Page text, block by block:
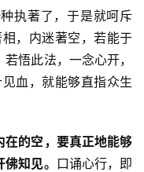
执著了，于是就呵斥
，内迷著空，若能于
悟此法，一念心开，
血，就能够直指众生
在的空，要真正地能够
知见。 口诵心行，即